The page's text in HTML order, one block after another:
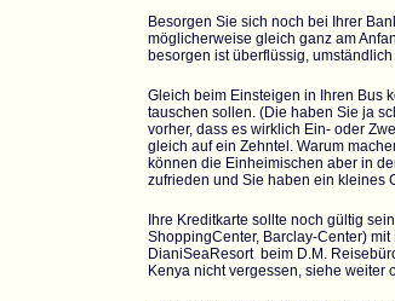
Besorgen Sie sich noch bei Ihrer
möglicherweise gleich ganz am
besorgen ist überflüssig,
Gleich beim Einsteigen in Ihren Bus
tauschen sollen. (Die haben Sie ja
vorher, dass es wirklich Ein- oder
gleich auf ein Zehntel. Warum
können die Einheimischen aber in
zufrieden und Sie haben ein kleines
Ihre Kreditkarte sollte noch gültig
ShoppingCenter, Barclay-Center)
DianiSeaResort beim D.M.
Kenya nicht vergessen, siehe weiter